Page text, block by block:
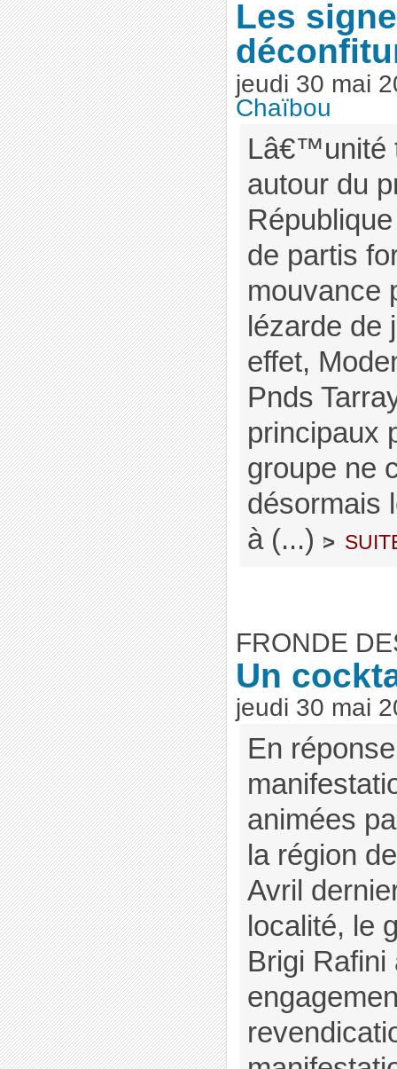
Les
jeudi 30 mai
Chaïbou
Lâ€™unité
autour du
de partis
mouvance
lézarde de
effet,
Pnds
principaux
groupe ne
désormais
à (...) >
FRONDE
Un
jeudi 30 mai
En
animées
la région
Avril
localité, le
Brigi Rafini